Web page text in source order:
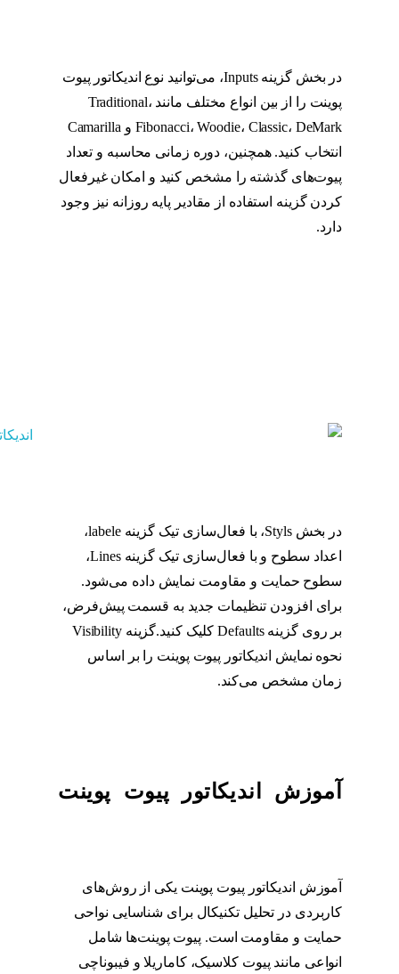
در بخش گزینه Inputs، می‌توانید نوع اندیکاتور پیوت
پوینت را از بین انواع مختلف مانند Traditional،
Fibonacci، Woodie، Classic، DeMark و Camarilla
انتخاب کنید. همچنین، دوره زمانی محاسبه و تعداد
پیوت‌های گذشته را مشخص کنید و امکان غیرفعال
کردن گزینه استفاده از مقادیر پایه روزانه نیز وجود
دارد.
در بخش Styls، با فعال‌سازی تیک گزینه labele،
اعداد سطوح و با فعال‌سازی تیک گزینه Lines،
سطوح حمایت و مقاومت نمایش داده می‌شود.
برای افزودن تنظیمات جدید به قسمت پیش‌فرض،
بر روی گزینه Defaults کلیک کنید.گزینه Visibility
نحوه نمایش اندیکاتور پیوت پوینت را بر اساس
زمان مشخص می‌کند.
آموزش اندیکاتور پیوت پوینت
آموزش اندیکاتور پیوت پوینت یکی از روش‌های
کاربردی در تحلیل تکنیکال برای شناسایی نواحی
حمایت و مقاومت است. پیوت پوینت‌ها شامل
انواعی مانند پیوت کلاسیک، کاماریلا و فیبوناچی